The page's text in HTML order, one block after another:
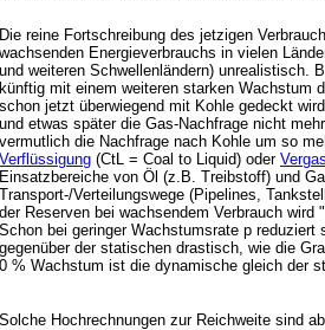
Die reine Fortschreibung des jetzigen
wachsenden Energieverbrauchs in vielen
und weiteren Schwellenländern) unrealistisch.
künftig mit einem weiteren starken Wachstum
schon jetzt überwiegend mit Kohle gedeckt
und etwas später die Gas-Nachfrage nicht
vermutlich die Nachfrage nach Kohle um so
Verflüssigung (CtL = Coal to Liquid) oder
Einsatzbereiche von Öl (z.B. Treibstoff) und
Transport-/Verteilungswege (Pipelines,
der Reserven bei wachsendem Verbrauch wird "
Schon bei geringer Wachstumsrate p
gegenüber der statischen drastisch, wie die
0 % Wachstum ist die dynamische gleich der
Solche Hochrechnungen zur Reichweite sind